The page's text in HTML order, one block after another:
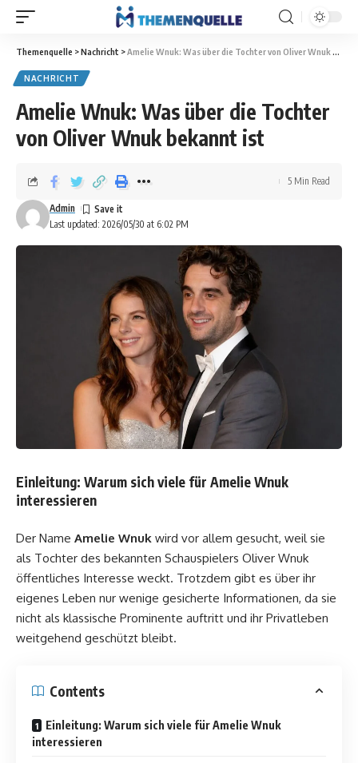
Themenquelle >Nachricht >Amelie Wnuk: Was über die Tochter von Oliver Wnuk bekannt ist
NACHRICHT
Amelie Wnuk: Was über die Tochter
von Oliver Wnuk bekannt ist
Last updated: 2026/05/30 at 6:02 PM
Admin
5 Min Read
Einleitung: Warum sich viele für Amelie Wnuk
interessieren
Der Name Amelie Wnuk wird vor allem gesucht, weil sie
als Tochter des bekannten Schauspielers Oliver Wnuk
öffentliches Interesse weckt. Trotzdem gibt es über ihr
eigenes Leben nur wenige gesicherte Informationen, da sie
nicht als klassische Prominente auftritt und ihr Privatleben
weitgehend geschützt bleibt.
Contents
Einleitung: Warum sich viele für Amelie Wnuk
interessieren